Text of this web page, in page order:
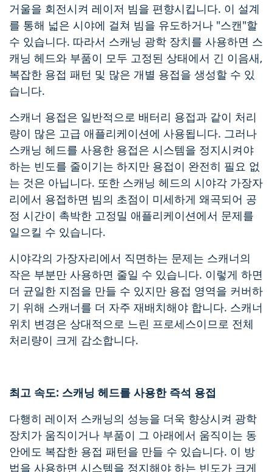
거울을 회전시켜 레이저 빔을 편향시킵니다. 이 설계
를 통해 넓은 시야에 걸쳐 빔을 유도하거나 "스캔"할
수 있습니다. 따라서 스캐닝 광학 장치를 사용하면 스
캐닝 헤드와 부품이 모두 고정된 상태에서 긴 이음새,
복잡한 용접 패턴 및 많은 개별 용접을 생성할 수 있
습니다.
스캐너 용접은 일반적으로 배터리 용접과 같이 처리
량이 많은 고급 애플리케이션에 사용됩니다. 그러나
스캐닝 헤드를 사용한 용접은 시스템을 정지시켜야
하는 빈도를 줄이기는 하지만 용접이 완전히 필요 없
는 것은 아닙니다. 또한 스캐닝 헤드의 시야각 가장자
리에서 용접하면 빔의 초점이 미세하게 왜곡되어 공
정 시간이 촉박한 고정밀 애플리케이션에서 문제를
일으킬 수 있습니다.
시야각의 가장자리에서 직면하는 문제는 스캐너의
작은 부분만 사용하면 줄일 수 있습니다. 이렇게 하면
더 균일한 지점을 만들 수 있지만 용접 영역을 커버하
기 위해 스캐너를 더 자주 재배치해야 합니다. 스캐너
위치 변경은 상대적으로 느린 프로세스이므로 전체
처리량이 크게 감소합니다.
최고 속도: 스캐닝 헤드를 사용한 즉석 용접
다행히 레이저 스캐닝의 성능을 더욱 향상시켜 광학
장치가 움직이거나 부품이 그 아래에서 움직이는 동
안에도 복잡한 용접 패턴을 만들 수 있습니다. 이 방
법을 사용하면 시스템을 정지해야 하는 빈도가 크게